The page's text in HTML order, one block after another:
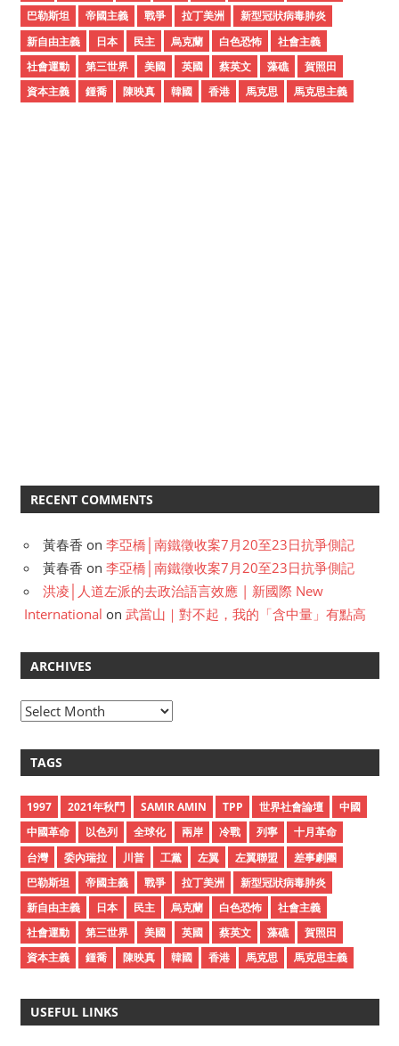
s
巴勒斯坦
帝國主義 戰爭 拉丁美洲
新型冠狀病毒肺炎
新自由主義
日本 民主 烏克蘭 白色恐怖
社會主義
社會運動
第三世界 美國 英國 蔡英文 藻礁
賀照田
資本主義
鍾喬 陳映真 韓國 香港 馬克思 馬克思主義
RECENT COMMENTS
黃春香 on 李亞橋│南鐵徵收案7月20至23日抗爭側記
黃春香 on 李亞橋│南鐵徵收案7月20至23日抗爭側記
洪凌│人道左派的去政治語言效應 | 新國際 New
International on 武當山｜對不起，我的「含中量」有點高
ARCHIVES
A
h
v
e
s
TAGS
1997 2021年秋鬥 SAMIR AMIN TPP 世界社會論壇
中國
中國革命
以色列 全球化 兩岸 冷戰 列寧
十月革命
台灣
委內瑞拉 川普 工黨 左翼 左翼聯盟
差事劇團
巴勒斯坦
帝國主義 戰爭 拉丁美洲
新型冠狀病毒肺炎
新自由主義
日本 民主 烏克蘭 白色恐怖
社會主義
社會運動
第三世界 美國 英國 蔡英文 藻礁
賀照田
資本主義
鍾喬 陳映真 韓國 香港 馬克思 馬克思主義
USEFUL LINKS